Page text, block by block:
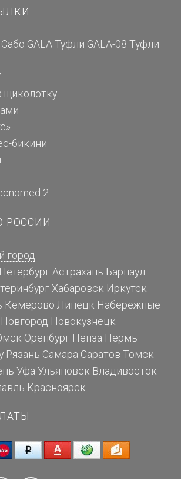
Сабо GALA Туфли GALA-08 Туфли
бикини
2
РОССИИ
город
Астрахань Барнаул
Хабаровск Иркутск
Кемерово Липецк Набережные
Новокузнецк
Оренбург Пенза Пермь
Рязань Самара Саратов Томск
Уфа Ульяновск Владивосток
Красноярск